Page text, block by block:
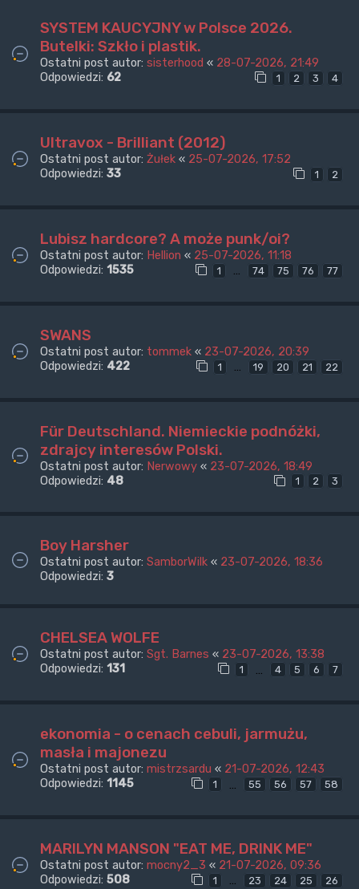
SYSTEM KAUCYJNY w Polsce 2026.
Butelki: Szkło i plastik.
Ostatni post autor: sisterhood « 28-07-2026, 21:49
Odpowiedzi: 62 1 2 3 4
Ultravox - Brilliant (2012)
Ostatni post autor: Żułek « 25-07-2026, 17:52
Odpowiedzi: 33 1 2
Lubisz hardcore? A może punk/oi?
Ostatni post autor: Hellion « 25-07-2026, 11:18
Odpowiedzi: 1535 1 … 74 75 76 77
SWANS
Ostatni post autor: tommek « 23-07-2026, 20:39
Odpowiedzi: 422 1 … 19 20 21 22
Für Deutschland. Niemieckie podnóżki,
zdrajcy interesów Polski.
Ostatni post autor: Nerwowy « 23-07-2026, 18:49
Odpowiedzi: 48 1 2 3
Boy Harsher
Ostatni post autor: SamborWilk « 23-07-2026, 18:36
Odpowiedzi: 3
CHELSEA WOLFE
Ostatni post autor: Sgt. Barnes « 23-07-2026, 13:38
Odpowiedzi: 131 1 … 4 5 6 7
ekonomia - o cenach cebuli, jarmużu,
masła i majonezu
Ostatni post autor: mistrzsardu « 21-07-2026, 12:43
Odpowiedzi: 1145 1 55 56 57 58
MARILYN MANSON "EAT ME, DRINK ME"
Ostatni post autor: mocny2_3 « 21-07-2026, 09:36
Odpowiedzi: 508 1 … 23 24 25 26